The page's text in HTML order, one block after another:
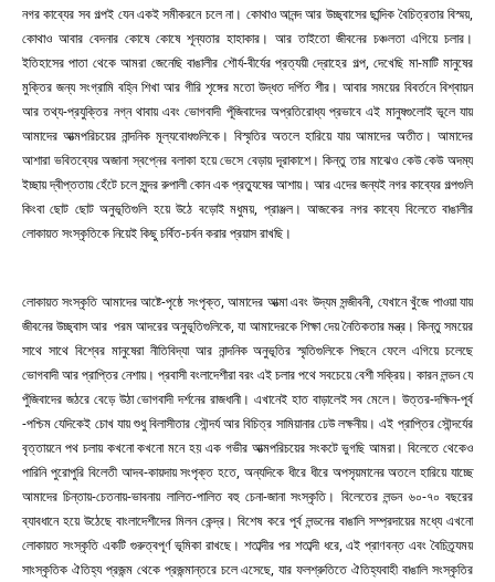
নগর কাব্যের সব গল্পই যেন একই সমীকরনে চলে না। কোথাও আনন্দ আর উচ্ছ্বাসের ছান্দিক বৈচিত্রতার বিস্ময়,
কোথাও আবার বেদনার কোষে কোষে শূন্যতার হাহাকার। আর তাইতো জীবনের চঞ্চলতা এগিয়ে চলার।
ইতিহাসের পাতা থেকে আমরা জেনেছি বাঙালীর শৌর্য-বীর্যের প্রত্যয়ী দ্রোহের গল্প, দেখেছি মা-মাটি মানুষের
মুক্তির জন্য সংগ্রামি বহ্নি শিখা আর গীরি শৃঙ্গের মতো উদ্ধত দর্পিত শীর। আবার সময়ের বিবর্তনে বিশ্বায়ন
আর তথ্য-প্রযুক্তির নগ্ন থাবায় এবং ভোগবাদী পূঁজিবাদের অপ্রতিরোধ্য প্রভাবে এই মানুষগুলোই ভূলে যায়
আমাদের আত্মপরিচয়ের নান্দনিক মূল্যবোধগুলিকে। বিস্মৃতির অতলে হারিয়ে যায় আমাদের অতীত। আমাদের
আশারা ভবিতব্যের অজানা স্বপ্নের বলাকা হয়ে ভেসে বেড়ায় দূরাকাশে। কিন্তু তার মাঝেও কেউ কেউ অদম্য
ইচ্ছায় দ্বীপ্ততায় হেঁটে চলে সুন্দর রুপালী কোন এক প্রত্যুষের আশায়। আর এদের জন্যই নগর কাব্যের গল্পগুলি
কিংবা ছোট ছোট অনুভূতিগুলি হয়ে উঠে বড়োই মধুময়, প্রাঞ্জল। আজকের নগর কাব্যে বিলেতে বাঙালীর
লোকায়ত সংস্কৃতিকে নিয়েই কিছু চর্বিত-চর্বন করার প্রয়াস রাখছি।
লোকায়ত সংস্কৃতি আমাদের আষ্টে-পৃষ্ঠে সংপৃক্ত, আমাদের আত্মা এবং উদ্যম সন্জীবনী, যেখানে খুঁজে পাওয়া যায়
জীবনের উচ্ছ্বাস আর পরম আদরের অনুভূতিগুলিকে, যা আমাদেরকে শিক্ষা দেয় নৈতিকতার মন্ত্র। কিন্তু সময়ের
সাথে সাথে বিশ্বের মানুষেরা নীতিবিদ্যা আর নান্দনিক অনুভূতির স্মৃতিগুলিকে পিছনে ফেলে এগিয়ে চলেছে
ভোগবাদী আর প্রাপ্তির নেশায়। প্রবাসী বংলাদেশীরা বরং এই চলার পথে সবচেয়ে বেশী সক্রিয়। কারন লন্ডন যে
পুঁজিবাদের জঠরে বেড়ে উঠা ভোগবাদী দর্শনের রাজধানী। এখানেই হাত বাড়ালেই সব মেলে। উত্তর-দক্ষিন-পূর্ব
-পশ্চিম যেদিকেই চোখ যায় শুধু বিলাসীতার সৌন্দর্য আর বিচিত্র সামিয়ানার ঢেউ লক্ষনীয়। এই প্রাপ্তির সৌন্দর্যের
বৃত্তায়নে পথ চলায় কখনো কখনো মনে হয় এক গভীর আত্মপরিচয়ের সংকটে ভুগছি আমরা। বিলেতে থেকেও
পারিনি পুরোপুরি বিলেতী আদব-কায়দায় সংপৃক্ত হতে, অন্যদিকে ধীরে ধীরে অপসৃয়মানের অতলে হারিয়ে যাচ্ছে
আমাদের চিন্তায়-চেতনায়-ভাবনায় লালিত-পালিত বহু চেনা-জানা সংস্কৃতি। বিলেতের লন্ডন ৬০-৭০ বছরের
ব্যাবধানে হয়ে উঠেছে বাংলাদেশীদের মিলন কেন্দ্র। বিশেষ করে পূর্ব লন্ডনের বাঙালি সম্প্রদায়ের মধ্যে এখনো
লোকায়ত সংস্কৃতি একটি গুরুত্বপূর্ণ ভূমিকা রাখছে। শতাব্দীর পর শতাব্দী ধরে, এই প্রাণবন্ত এবং বৈচিত্র্যময়
সাংস্কৃতিক ঐতিহ্য প্রজন্ম থেকে প্রজন্মান্তরে চলে এসেছে, যার ফলশ্রুতিতে ঐতিহ্যবাহী বাঙালি সংস্কৃতির